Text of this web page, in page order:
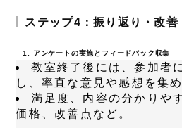
ステップ4：振り返り・改善
1. アンケートの実施とフィードバック収集
教室終了後には、参加者
し、率直な意見や感想を集
満足度、内容の分かりや
価格、改善点など。